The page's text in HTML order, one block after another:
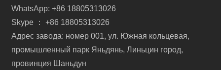
WhatsApp: +86 18805313026
Skype ： +86 18805313026
Адрес завода: номер 001, ул. Южная кольцевая,
промышленный парк Яньдянь, Линьцин город,
провинция Шаньдун